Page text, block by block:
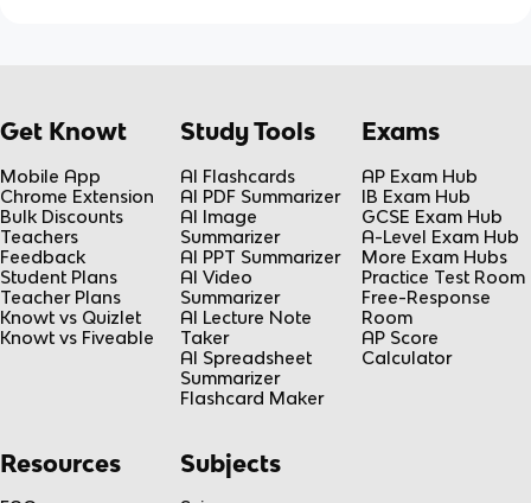
Get Knowt
Mobile App
Chrome Extension
Bulk Discounts
Teachers
Feedback
Student Plans
Teacher Plans
Knowt vs Quizlet
Knowt vs Fiveable
Study Tools
AI Flashcards
AI PDF Summarizer
AI Image
Summarizer
AI PPT Summarizer
AI Video
Summarizer
AI Lecture Note
Taker
AI Spreadsheet
Summarizer
Flashcard Maker
Exams
AP Exam Hub
IB Exam Hub
GCSE Exam Hub
A-Level Exam Hub
More Exam Hubs
Practice Test Room
Free-Response
Room
AP Score
Calculator
Resources Subjects